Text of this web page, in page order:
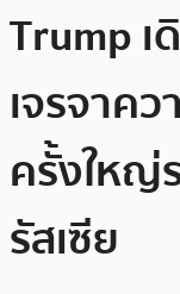
Trump
เจรจาค
ครั้งใหญ่
รัสเซีย